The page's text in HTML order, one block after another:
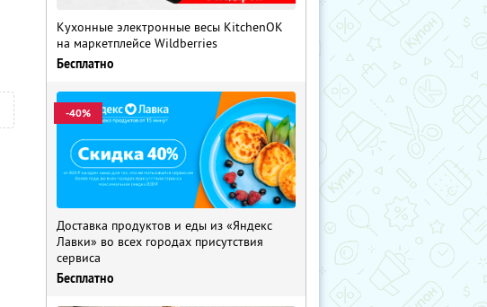
Кухонные электронные весы KitchenOK
на маркетплейсе Wildberries
Бесплатно
-40%
Доставка продуктов и еды из «Яндекс
Лавки» во всех городах присутствия
сервиса
Бесплатно